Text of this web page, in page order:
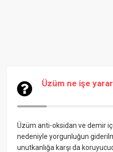
Üzüm ne işe
Üzüm anti-oksidan ve demir
nedeniyle yorgunluğun
unutkanlığa karşı da